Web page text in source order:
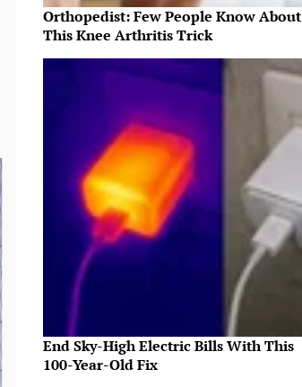
Orthopedist: Few People Know About
This Knee Arthritis Trick
End Sky-High Electric Bills With This
100-Year-Old Fix